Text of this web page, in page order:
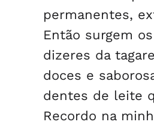
permanentes,
Então surgem
dizeres da
doces e
dentes de leite
Recordo na